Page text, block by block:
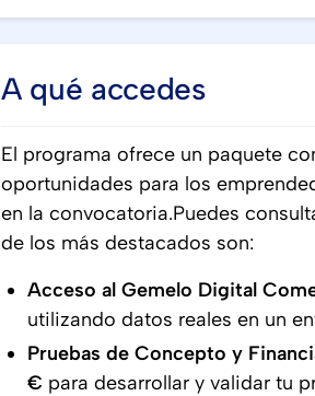
A qué accedes
El programa ofrece un paquete
oportunidades para los
en la convocatoria.Puedes
de los más destacados son:
Acceso al Gemelo Digital
utilizando datos reales en un
Pruebas de Concepto y
€ para desarrollar y validar tu